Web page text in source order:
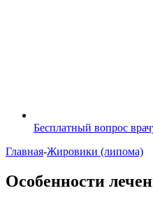
Бесплатный вопрос
Главная-Жировики (липома)
Особенности